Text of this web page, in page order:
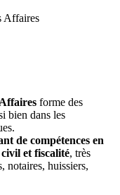
Affaires
forme des
bien dans les
de compétences en
et fiscalité, très
notaires, huissiers,